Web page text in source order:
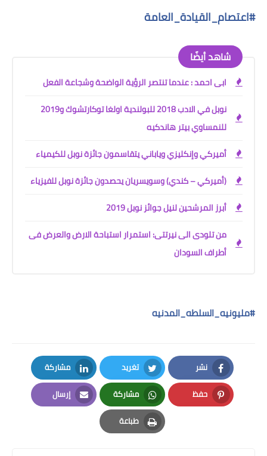
#اعتصام_القيادة_العامة
شاهد أيضًا
ابى احمد : عندما تنتصر الرؤية الواضحة وشجاعة الفعل
نوبل في الادب 2018 للبولندية اولغا توكارتشوك و2019
للنمساوي بيتر هاندكيه
أميركي وإنكليزي وياباني يتقاسمون جائزة نوبل للكيمياء
(أميركي – كندي) وسويسريان يحصدون جائزة نوبل للفيزياء
أبرز المرشحين لنيل جوائز نوبل 2019
من تلودى الى نيرتتى: استمرار استباحة الارض والعرض فى
أطراف السودان
#مليونيه_السلطه_المدنيه
نشر
Facebook
تغريد
Twitter
مشاركة
LinkedIn
حفظ
Pinterest
مشاركة
Whatsapp
إرسال
Email
طباعة
Print